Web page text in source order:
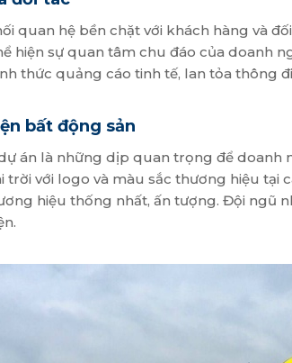
quan hệ bền chặt với khách hàng và
sự quan tâm chu đáo của doanh
thức quảng cáo tinh tế, lan tỏa thông
bất động sản
án là những dịp quan trọng để
với logo và màu sắc thương hiệu tại
hiệu thống nhất, ấn tượng. Đội ngũ